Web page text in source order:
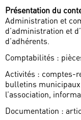
Présentation du
Administration et
d’administration et
d’adhérents.
Comptabilités :
Activités : comptes-
bulletins
l’association,
Documentation :